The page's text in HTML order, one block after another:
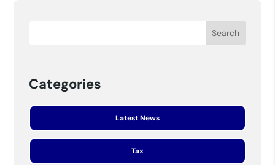
Categories
Latest News
Tax